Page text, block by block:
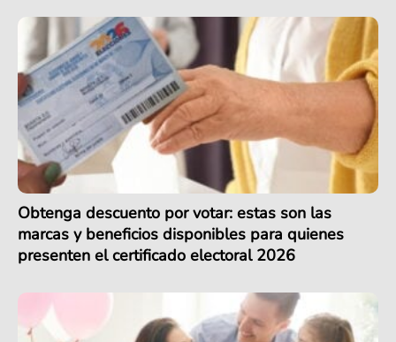
Obtenga descuento por votar: estas son las
marcas y beneficios disponibles para quienes
presenten el certificado electoral 2026